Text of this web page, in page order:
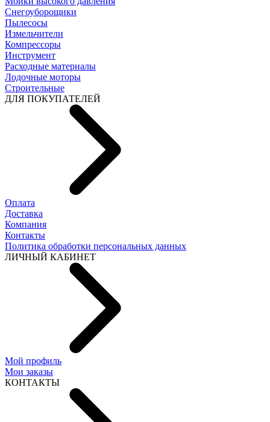
Снегоуборощики
Пылесосы
Измельчители
Компрессоры
Инструмент
Расходные материалы
Лодочные моторы
Строительные
ДЛЯ ПОКУПАТЕЛЕЙ
Оплата
Доставка
Компания
Контакты
Политика обработки персональных данных
ЛИЧНЫЙ КАБИНЕТ
Мой профиль
Мои заказы
КОНТАКТЫ